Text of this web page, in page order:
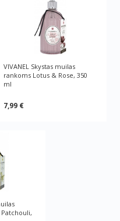
VIVANEL Skystas muilas
rankoms Lotus & Rose, 350
ml
7,99 €